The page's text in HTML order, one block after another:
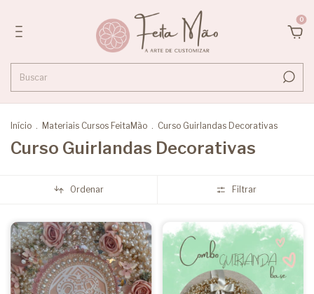
0
Início . Materiais Cursos FeitaMão . Curso Guirlandas Decorativas
Curso Guirlandas Decorativas
Ordenar Filtrar